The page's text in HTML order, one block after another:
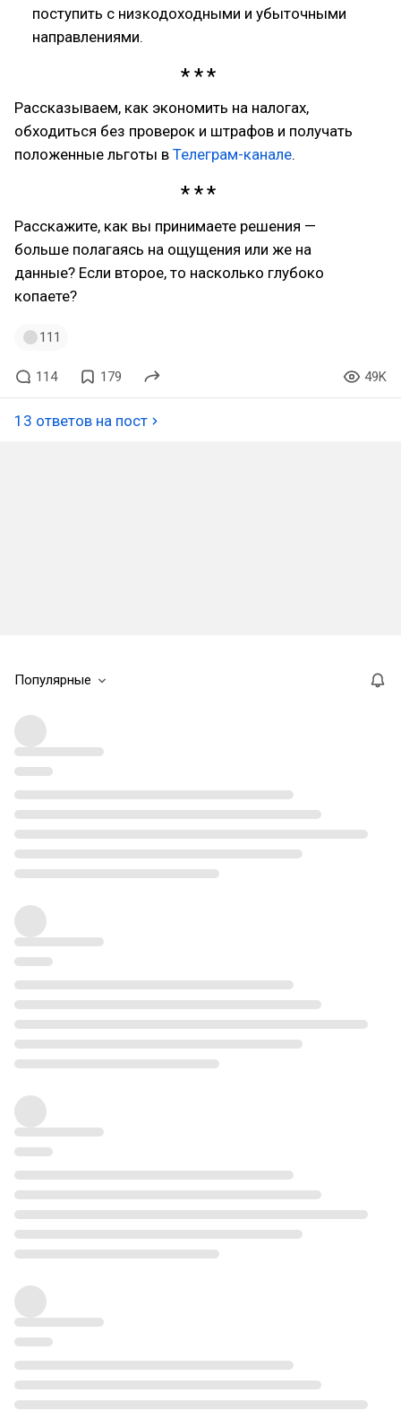
поступить с низкодоходными и убыточными
направлениями.
Рассказываем, как экономить на налогах,
обходиться без проверок и штрафов и получать
положенные льготы в Телеграм-канале.
Расскажите, как вы принимаете решения —
больше полагаясь на ощущения или же на
данные? Если второе, то насколько глубоко
копаете?
111
114 179 49K
13 ответов на пост
Популярные